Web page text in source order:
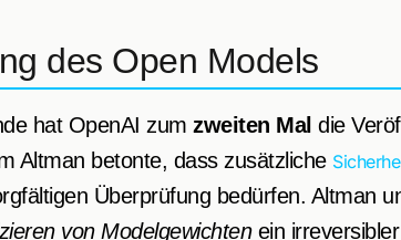
des Open Models
hat OpenAI zum zweiten Mal die
Altman betonte, dass zusätzliche
Überprüfung bedürfen. Altman
von Modelgewichtenein